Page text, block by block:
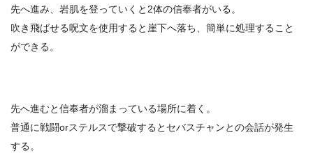
先へ進み、岩肌を登っていくと2体の信奉者がいる。
吹き飛ばせる呪文を使用すると崖下へ落ち、簡単に処理すること
ができる。
先へ進むと信奉者が溜まっている場所に着く。
普通に戦闘orステルスで撃破するとセバスチャンとの会話が発生
する。